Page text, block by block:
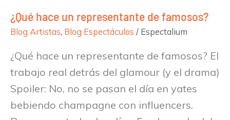
¿Qué hace un representante de famosos?
Blog Artistas, Blog Espectáculos / Espectalium
¿Qué hace un representante de famosos? El
trabajo real detrás del glamour (y el drama)
Spoiler: No, no se pasan el día en yates
bebiendo champagne con influencers.